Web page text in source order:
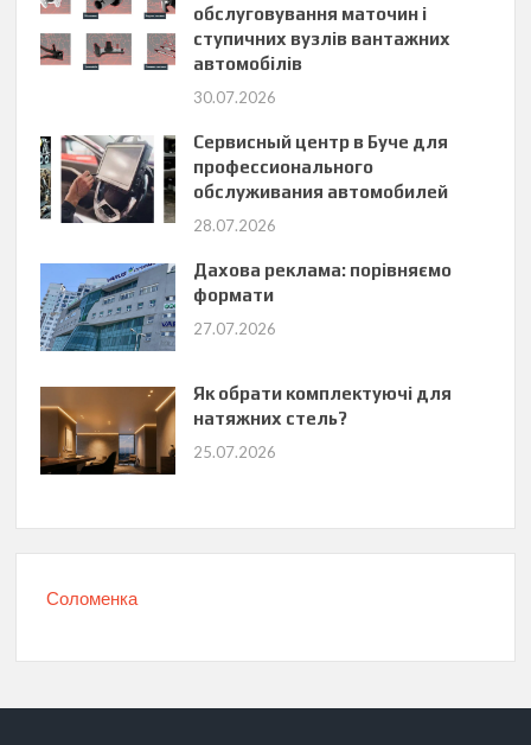
обслуговування маточин і
ступичних вузлів вантажних
автомобілів
30.07.2026
Сервисный центр в Буче для
профессионального
обслуживания автомобилей
28.07.2026
Дахова реклама: порівняємо
формати
27.07.2026
Як обрати комплектуючі для
натяжних стель?
25.07.2026
Соломенка